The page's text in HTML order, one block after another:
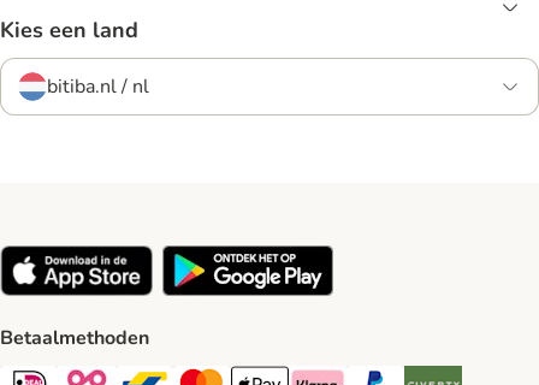
Kies een land
bitiba.nl / nl
Betaalmethoden